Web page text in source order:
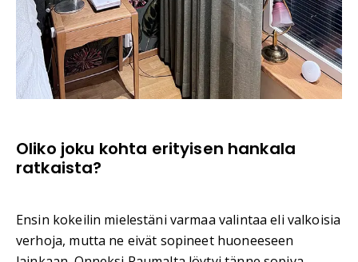
Oliko joku kohta erityisen hankala
ratkaista?
Ensin kokeilin mielestäni varmaa valintaa eli valkoisia
verhoja, mutta ne eivät sopineet huoneeseen